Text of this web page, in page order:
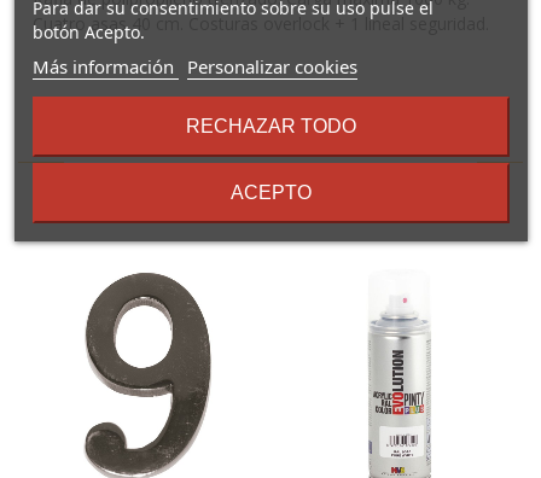
Cuatro asas 40 cm. Costuras overlock + 1 lineal seguridad.
16 Otros Productos En La
Misma Categoría:
Para dar su consentimiento sobre su uso pulse el
botón Acepto.
Más información
sobre
términos
condiciones
Personalizar cookies
RECHAZAR TODO
ACEPTO